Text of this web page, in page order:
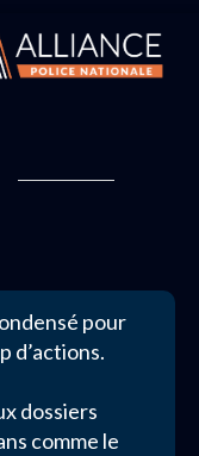
pour
d’actions.
dossiers
comme le